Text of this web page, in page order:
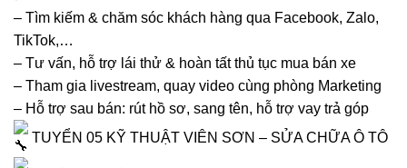
– Tìm kiếm & chăm sóc khách hàng qua Facebook, Zalo,
TikTok,…
– Tư vấn, hỗ trợ lái thử & hoàn tất thủ tục mua bán xe
– Tham gia livestream, quay video cùng phòng Marketing
– Hỗ trợ sau bán: rút hồ sơ, sang tên, hỗ trợ vay trả góp
TUYỂN 05 KỸ THUẬT VIÊN SƠN – SỬA CHỮA Ô TÔ